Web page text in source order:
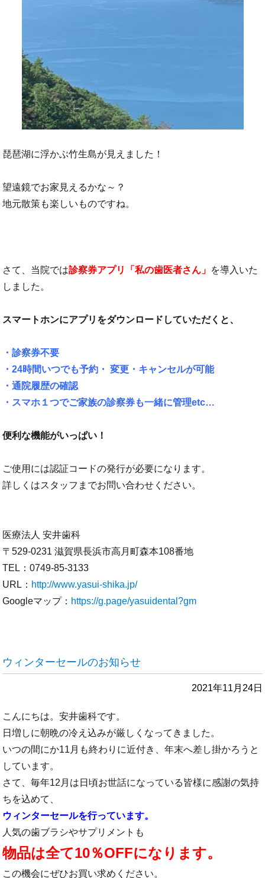
琵琶湖に浮かぶ竹生島が見えました！
望遠鏡でお家見えるかな～？
地元散策も楽しいものですね。
さて、当院では診察券アプリ「私の歯医者さん」 を導入いた
しました。
スマートホンにアプリをダウンロードしていただくと、
・診察券不要
・24時間いつでも予約・ 変更・キャンセルが可能
・通院履歴の確認
・スマホ１つでご家族の診察券も一緒に管理etc…
便利な機能がいっぱい！
ご使用には認証コードの発行が必要になります。
詳しくはスタッフまでお問い合わせください。
医療法人 安井歯科
〒529-0231 滋賀県長浜市高月町森本108番地
TEL：0749-85-3133
URL： http://www.yasui-shika.jp/
Googleマップ： https://g.page/yasuidental?gm
ウィンターセールのお知らせ
2021年11月24日
こんにちは。安井歯科です。
日増しに朝晩の冷え込みが厳しくなってきました。
いつの間にか11月も終わりに近付き、年末へ差し掛かろうと
しています。
さて、毎年12月は日頃お世話になっている皆様に感謝の気持
ちを込めて、
ウィンターセールを行っています。
人気の歯ブラシやサプリメントも
物品は全て10％OFFになります。
この機会にぜひお買い求めください。